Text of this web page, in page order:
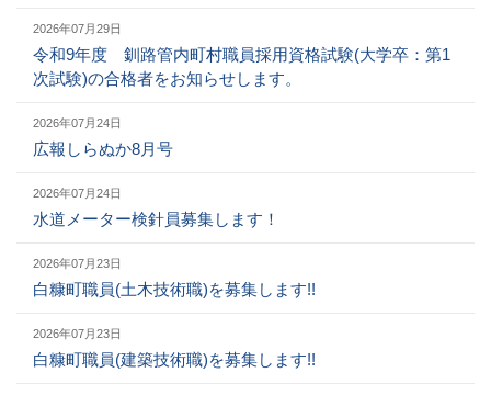
2026年07月29日
令和9年度 釧路管内町村職員採用資格試験(大学卒：第1
次試験)の合格者をお知らせします。
2026年07月24日
広報しらぬか8月号
2026年07月24日
水道メーター検針員募集します！
2026年07月23日
白糠町職員(土木技術職)を募集します!!
2026年07月23日
白糠町職員(建築技術職)を募集します!!